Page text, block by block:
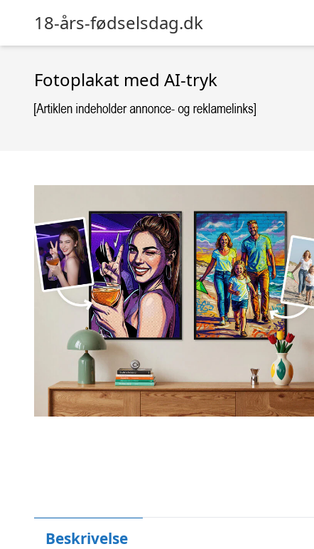
18-års-fødselsdag.dk
Fotoplakat med AI-tryk
Beskrivelse